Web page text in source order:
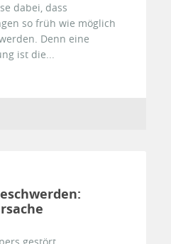
dabei, dass
so früh wie möglich
Denn eine
ist die...